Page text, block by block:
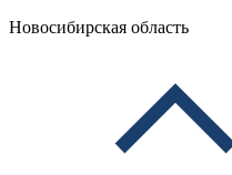
Новосибирская область